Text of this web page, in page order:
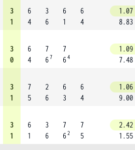
3
1
6
4
3
6
6
1
6
4
1.07
8.83
3
0
6
4
7
67
7
64
1.09
7.48
3
1
7
5
2
6
6
3
6
4
1.06
9.00
3
1
6
1
3
6
7
62
7
5
2.42
1.55